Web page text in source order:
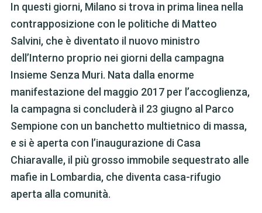
In questi giorni, Milano si trova in prima linea nella
contrapposizione con le politiche di Matteo
Salvini, che è diventato il nuovo ministro
dell’Interno proprio nei giorni della campagna
Insieme Senza Muri. Nata dalla enorme
manifestazione del maggio 2017 per l’accoglienza,
la campagna si concluderà il 23 giugno al Parco
Sempione con un banchetto multietnico di massa,
e si è aperta con l’inaugurazione di Casa
Chiaravalle, il più grosso immobile sequestrato alle
mafie in Lombardia, che diventa casa-rifugio
aperta alla comunità.